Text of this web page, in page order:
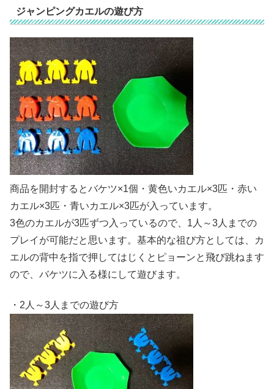
ジャンピングカエルの遊び方
商品を開封するとバケツ×1個・黄色いカエル×3匹・赤い
カエル×3匹・青いカエル×3匹が入っています。
3色のカエルが3匹ずつ入っているので、1人～3人までの
プレイが可能だと思います。基本的な祖び方としては、カ
エルの背中を指で押してはじくとピョーンと飛び跳ねます
ので、バケツに入る様にして遊びます。
・2人～3人までの遊び方